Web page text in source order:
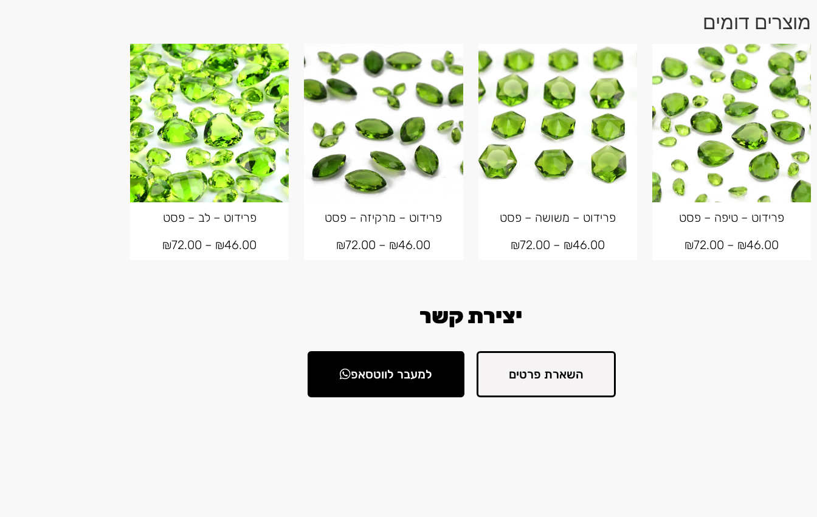
מוצרים דומים
פרידוט – טיפה – פסט
₪46.00
–
₪72.00
פרידוט – משושה – פסט
₪46.00
–
₪72.00
פרידוט – מרקיזה – פסט
₪46.00
–
₪72.00
פרידוט – לב – פסט
₪46.00
–
₪72.00
יצירת קשר
השארת פרטים למעבר לווטסאפ